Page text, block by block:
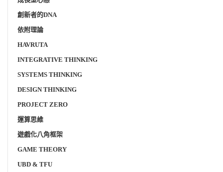
創新者的DNA
依附理論
HAVRUTA
INTEGRATIVE THINKING
SYSTEMS THINKING
DESIGN THINKING
PROJECT ZERO
運算思維
遊戲化八角框架
GAME THEORY
UBD & TFU